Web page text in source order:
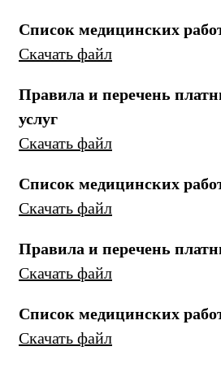
Список медицинских
Скачать файл
Правила и перечень
услуг
Скачать файл
Список медицинских
Скачать файл
Правила и перечень
Скачать файл
Список медицинских
Скачать файл